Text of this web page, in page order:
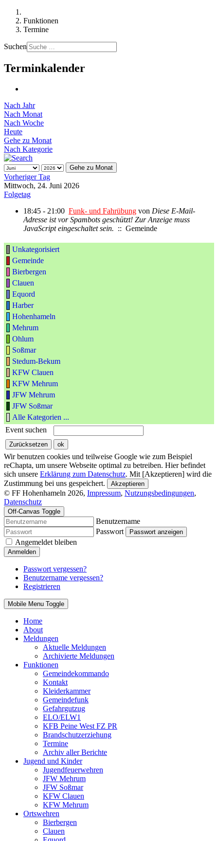
Funktionen
Termine
Suchen
Terminkalender
Nach Jahr
Nach Monat
Nach Woche
Heute
Gehe zu Monat
Nach Kategorie
Gehe zu Monat
Vorheriger Tag
Mittwoch, 24. Juni 2026
Folgetag
18:45 - 21:00 Funk- und Fahrübung von Diese E-Mail-
Adresse ist vor Spambots geschützt! Zur Anzeige muss
JavaScript eingeschaltet sein. :: Gemeinde
Unkategorisiert
Gemeinde
Bierbergen
Clauen
Equord
Harber
Hohenhameln
Mehrum
Ohlum
Soßmar
Stedum-Bekum
KFW Clauen
KFW Mehrum
JFW Mehrum
JFW Soßmar
Alle Kategorien ...
Event suchen
Wir benutzen cookies und teilweise Google wie zum Beispiel
reChapta, um unsere Webseite optimal zu betreiben. Hier befindet
sich unsere Erklärung zum Datenschutz. Mit [Akzeptieren] wird die
Zustimmung bei uns gespeichert.
Akzeptieren
© FF Hohenhameln 2026, Impressum, Nutzungsbedingungen,
Datenschutz
Off-Canvas Toggle
Benutzername
Passwort
Passwort anzeigen
Angemeldet bleiben
Anmelden
Passwort vergessen?
Benutzername vergessen?
Registrieren
Mobile Menu Toggle
Home
About
Meldungen
Aktuelle Meldungen
Archivierte Meldungen
Funktionen
Gemeindekommando
Kontakt
Kleiderkammer
Gemeindefunk
Gefahrgutzug
ELO/ELW1
KFB Peine West FZ PR
Brandschutzerziehung
Termine
Archiv aller Berichte
Jugend und Kinder
Jugendfeuerwehren
JFW Mehrum
JFW Soßmar
KFW Clauen
KFW Mehrum
Ortswehren
Bierbergen
Clauen